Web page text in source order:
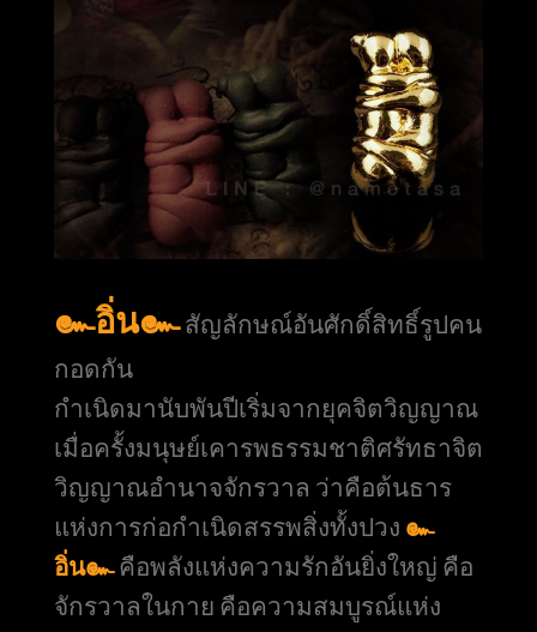
๛อิ่น๛สัญลักษณ์อันศักดิ์สิทธิ์รูปคน
กอดกัน
กำเนิดมานับพันปีเริ่มจากยุคจิตวิญญาณ
เมื่อครั้งมนุษย์เคารพธรรมชาติศรัทธาจิต
วิญญาณอำนาจจักรวาล ว่าคือต้นธาร
แห่งการก่อกำเนิดสรรพสิ่งทั้งปวง ๛
อิ่น๛คือพลังแห่งความรักอันยิ่งใหญ่ คือ
จักรวาลในกาย คือความสมบูรณ์แห่ง